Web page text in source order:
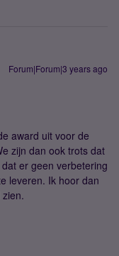
Forum|Forum|3 years ago
award uit voor de
zijn dan ook trots dat
er geen verbetering
leveren. Ik hoor dan